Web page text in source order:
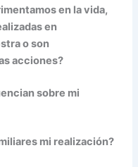
en la vida,
en
o son
acciones?
sobre mi
mi realización?